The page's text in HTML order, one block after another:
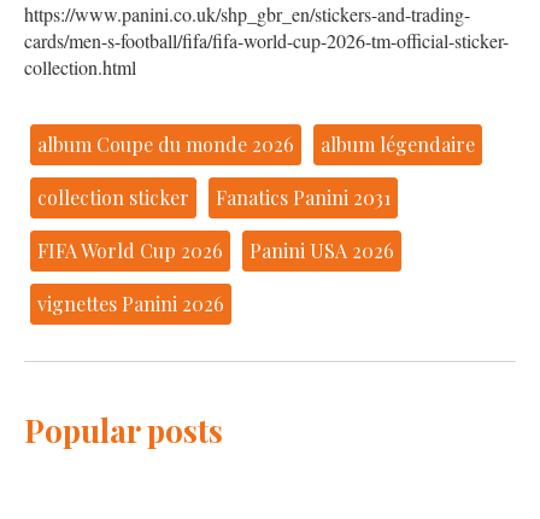
https://www.panini.co.uk/shp_gbr_en/stickers-and-trading-
cards/men-s-football/fifa/fifa-world-cup-2026-tm-official-sticker-
collection.html
album Coupe du monde 2026 album légendaire
collection sticker Fanatics Panini 2031
FIFA World Cup 2026 Panini USA 2026
vignettes Panini 2026
Popular posts